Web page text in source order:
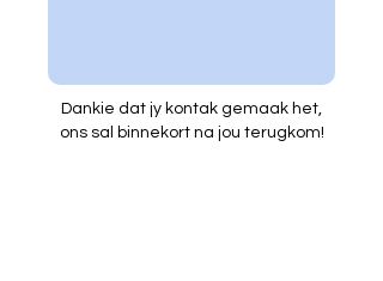
Dankie dat jy kontak gemaak het,
ons sal binnekort na jou terugkom!